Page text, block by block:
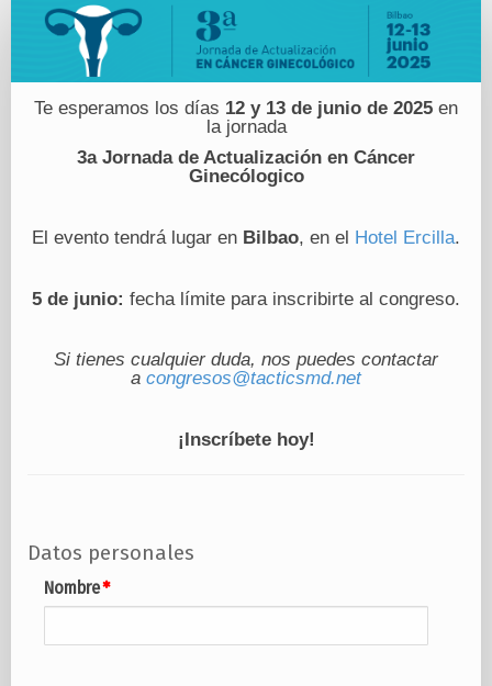
Formulario
registro
Te esperamos los días 12 y 13 de junio de 2025 en
la jornada
3a Jornada de Actualización en Cáncer
Ginecólogico
El evento tendrá lugar en Bilbao, en el Hotel Ercilla.
5 de junio: fecha límite para inscribirte al congreso.
Si tienes cualquier duda, nos puedes contactar
a congresos@tacticsmd.net
¡Inscríbete hoy!
Datos personales
Nombre